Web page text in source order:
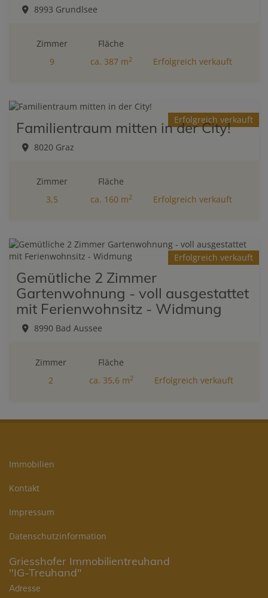
8993 Grundlsee
Zimmer
9
Fläche
ca. 387 m2 Erfolgreich verkauft
Erfolgreich verkauft
Familientraum mitten in der City!
8020 Graz
Zimmer
3,5
Fläche
ca. 160 m2 Erfolgreich verkauft
Erfolgreich verkauft
Gemütliche 2 Zimmer
Gartenwohnung - voll ausgestattet
mit Ferienwohnsitz - Widmung
8990 Bad Aussee
Zimmer
2
Fläche
ca. 35,6 m2 Erfolgreich verkauft
Immobilien
Kontakt
Impressum
Datenschutzinformation
Griesshofer Immobilientreuhand
"IG-Treuhand"
Adresse